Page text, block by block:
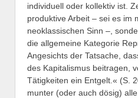
individuell oder kollektiv ist.
produktive Arbeit – sei es im
neoklassischen Sinn –,
die allgemeine Kategorie
Angesichts der Tatsache,
des Kapitalismus beitragen,
Tätigkeiten ein Entgelt.« (S.
munter (oder auch dösig)